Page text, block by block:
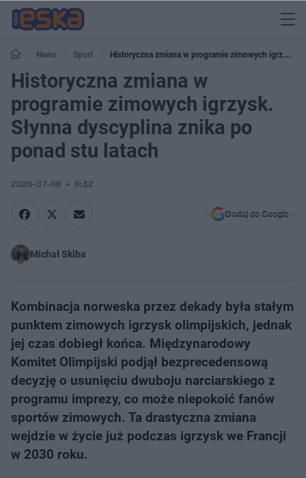
News Sport
Historyczna zmiana w programie zimowych igrzysk.
Słynna dyscyplina znika po ponad stu latach
Historyczna zmiana w
programie zimowych igrzysk.
Słynna dyscyplina znika po
ponad stu latach
2026-07-08 8:32
Dodaj do Google
Michał Skiba
Kombinacja norweska przez dekady była stałym
punktem zimowych igrzysk olimpijskich, jednak
jej czas dobiegł końca. Międzynarodowy
Komitet Olimpijski podjął bezprecedensową
decyzję o usunięciu dwuboju narciarskiego z
programu imprezy, co może niepokoić fanów
sportów zimowych. Ta drastyczna zmiana
wejdzie w życie już podczas igrzysk we Francji
w 2030 roku.